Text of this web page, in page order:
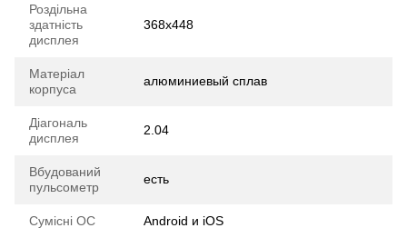
Роздільна
здатність
дисплея
368х448
Матеріал
корпуса
алюминиевый сплав
Діагональ
дисплея
2.04
Вбудований
пульсометр
есть
Сумісні ОС Android и iOS